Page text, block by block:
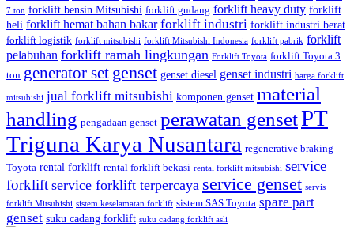
7 ton forklift bensin Mitsubishi forklift gudang forklift heavy duty forklift
heli forklift hemat bahan bakar forklift industri forklift industri berat
forklift logistik forklift mitsubishi forklift Mitsubishi Indonesia forklift pabrik forklift
pelabuhan forklift ramah lingkungan Forklift Toyota forklift Toyota 3
ton generator set genset genset diesel genset industri harga forklift
mitsubishi jual forklift mitsubishi komponen genset material
handling pengadaan genset perawatan gensetPT
Triguna Karya Nusantara regenerative braking
Toyota rental forklift rental forklift bekasi rental forklift mitsubishi service
forklift service forklift terpercaya service genset servis
forklift Mitsubishi sistem keselamatan forklift sistem SAS Toyota spare part
genset suku cadang forklift suku cadang forklift asli